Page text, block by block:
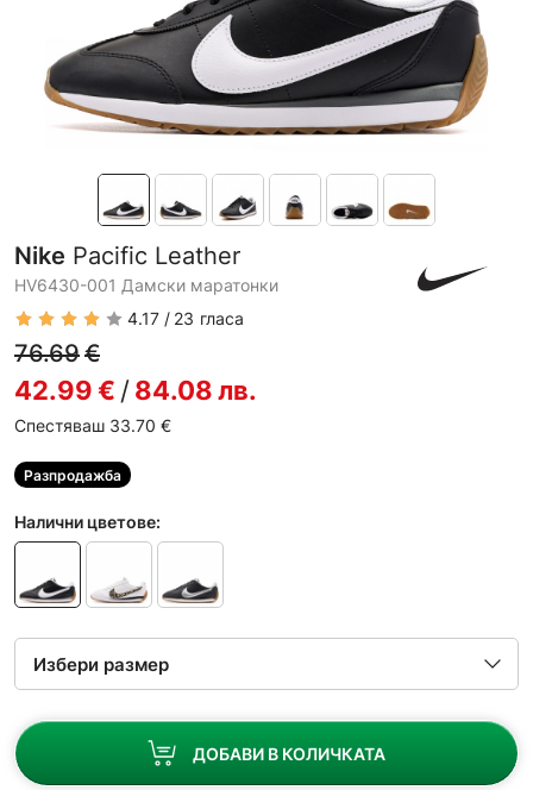
Nike Pacific Leather
HV6430-001 Дамски маратонки
4.17
23 гласа
76.69€
42.99€ /84.08лв.
Спестяваш 33.70 €
Разпродажба
Налични цветове:
ДОБАВИ В КОЛИЧКАТА